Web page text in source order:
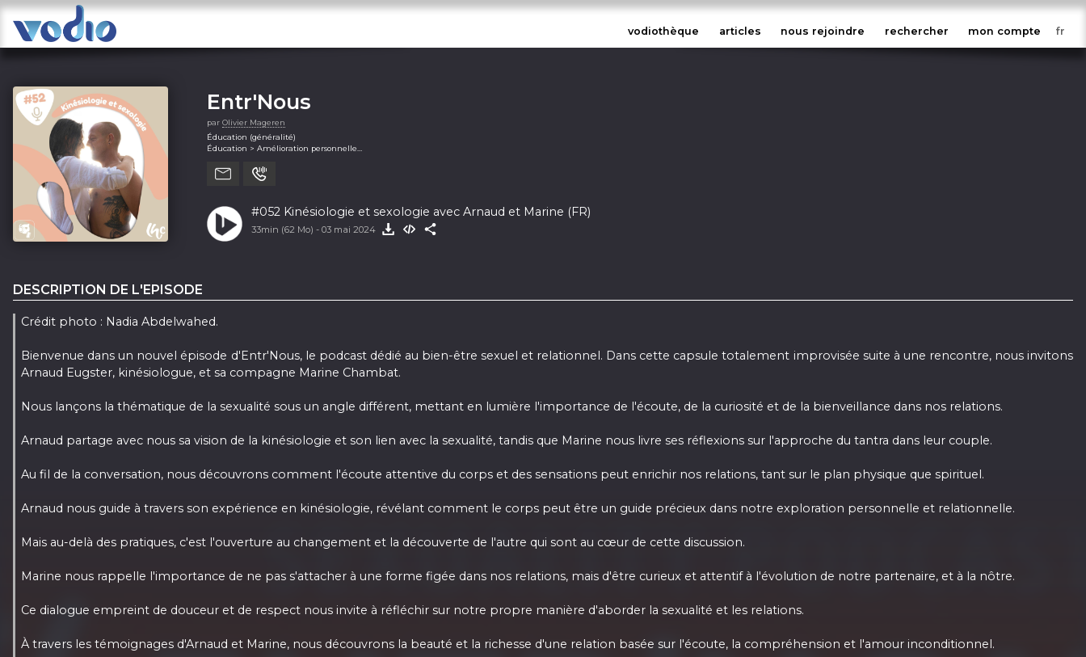
vodiothèque articles nous rejoindre rechercher mon compte
Entr'Nous
par Olivier Mageren
Éducation (généralité)
Éducation > Amélioration personnelle
Santé et remise en forme > Sexualité
Société et culture (généralité)
#052 Kinésiologie et sexologie avec Arnaud et Marine (FR)
33min (62 Mo) - 03 mai 2024
DESCRIPTION DE L'EPISODE
Crédit photo : Nadia Abdelwahed.
Bienvenue dans un nouvel épisode d'Entr'Nous, le podcast dédié au bien-être sexuel et relationnel. Dans cette capsule totalement improvisée suite à une rencontre, nous invitons
Arnaud Eugster, kinésiologue, et sa compagne Marine Chambat.
Nous lançons la thématique de la sexualité sous un angle différent, mettant en lumière l'importance de l'écoute, de la curiosité et de la bienveillance dans nos relations.
Arnaud partage avec nous sa vision de la kinésiologie et son lien avec la sexualité, tandis que Marine nous livre ses réflexions sur l'approche du tantra dans leur couple.
Au fil de la conversation, nous découvrons comment l'écoute attentive du corps et des sensations peut enrichir nos relations, tant sur le plan physique que spirituel.
Arnaud nous guide à travers son expérience en kinésiologie, révélant comment le corps peut être un guide précieux dans notre exploration personnelle et relationnelle.
Mais au-delà des pratiques, c'est l'ouverture au changement et la découverte de l'autre qui sont au cœur de cette discussion.
Marine nous rappelle l'importance de ne pas s'attacher à une forme figée dans nos relations, mais d'être curieux et attentif à l'évolution de notre partenaire, et à la nôtre.
Ce dialogue empreint de douceur et de respect nous invite à réfléchir sur notre propre manière d'aborder la sexualité et les relations.
À travers les témoignages d'Arnaud et Marine, nous découvrons la beauté et la richesse d'une relation basée sur l'écoute, la compréhension et l'amour inconditionnel.